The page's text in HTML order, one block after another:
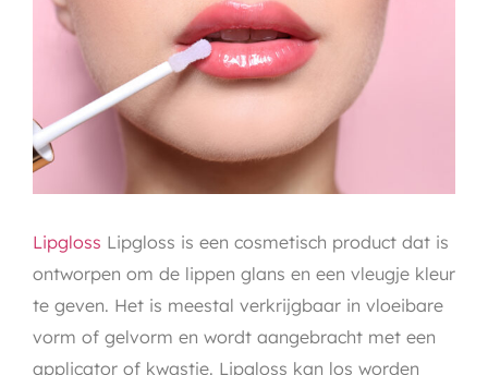
Lipgloss Lipgloss is een cosmetisch product dat is
ontworpen om de lippen glans en een vleugje kleur
te geven. Het is meestal verkrijgbaar in vloeibare
vorm of gelvorm en wordt aangebracht met een
applicator of kwastje. Lipgloss kan los worden